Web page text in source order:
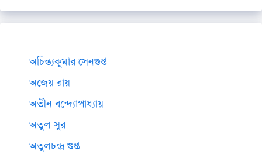
অচিন্ত্যকুমার সেনগুপ্ত
অজেয় রায়
অতীন বন্দ্যোপাধ্যায়
অতুল সুর
অতুলচন্দ্র গুপ্ত